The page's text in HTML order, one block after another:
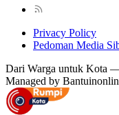
Privacy Policy
Pedoman Media
Dari Warga untuk Kota
Managed by